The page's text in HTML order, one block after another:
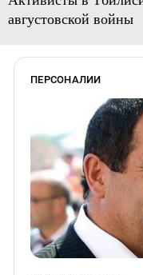
августовской войны
ПЕРСОНАЛИИ